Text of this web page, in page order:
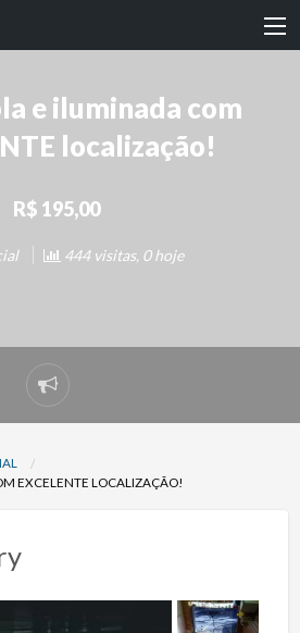
e iluminada com
localização!
R$ 195,00
444 visitas, 0 hoje
Denunciar
problema
EXCELENTE LOCALIZAÇÃO!